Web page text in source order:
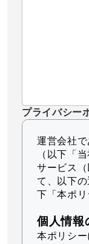
プライバシー
運営会社
（以下「当
サービス
て、以下
下「本ポリ
個人情報
本ポリシ